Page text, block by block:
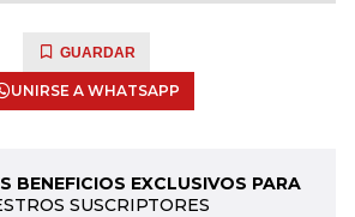
GUARDAR
UNIRSE A WHATSAPP
BENEFICIOS EXCLUSIVOS PARA
SUSCRIPTORES